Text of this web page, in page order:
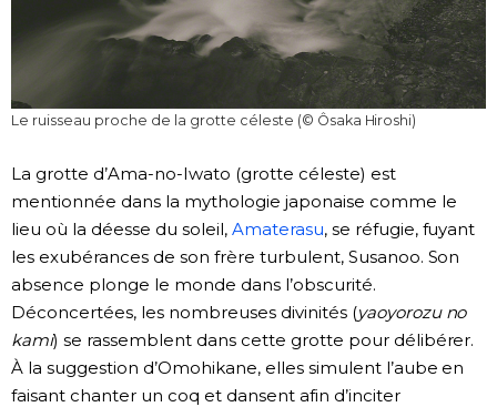
Le ruisseau proche de la grotte céleste (© Ôsaka Hiroshi)
La grotte d’Ama-no-Iwato (grotte céleste) est
mentionnée dans la mythologie japonaise comme le
lieu où la déesse du soleil, Amaterasu, se réfugie, fuyant
les exubérances de son frère turbulent, Susanoo. Son
absence plonge le monde dans l’obscurité.
Déconcertées, les nombreuses divinités (yaoyorozu no
kami) se rassemblent dans cette grotte pour délibérer.
À la suggestion d’Omohikane, elles simulent l’aube en
faisant chanter un coq et dansent afin d’inciter